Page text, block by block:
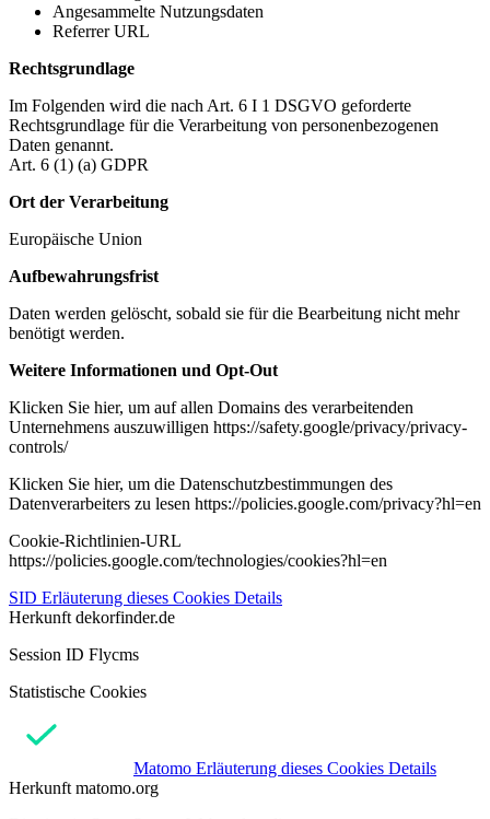
Angesammelte Nutzungsdaten
Referrer URL
Rechtsgrundlage
Im Folgenden wird die nach Art. 6 I 1 DSGVO geforderte
Rechtsgrundlage für die Verarbeitung von personenbezogenen
Daten genannt.
Art. 6 (1) (a) GDPR
Ort der Verarbeitung
Europäische Union
Aufbewahrungsfrist
Daten werden gelöscht, sobald sie für die Bearbeitung nicht mehr
benötigt werden.
Weitere Informationen und Opt-Out
Klicken Sie hier, um auf allen Domains des verarbeitenden
Unternehmens auszuwilligen https://safety.google/privacy/privacy-
controls/
Klicken Sie hier, um die Datenschutzbestimmungen des
Datenverarbeiters zu lesen https://policies.google.com/privacy?hl=en
Cookie-Richtlinien-URL
https://policies.google.com/technologies/cookies?hl=en
SID Erläuterung dieses Cookies Details
Herkunft dekorfinder.de
Session ID Flycms
Statistische Cookies
Matomo Erläuterung dieses Cookies Details
Herkunft matomo.org